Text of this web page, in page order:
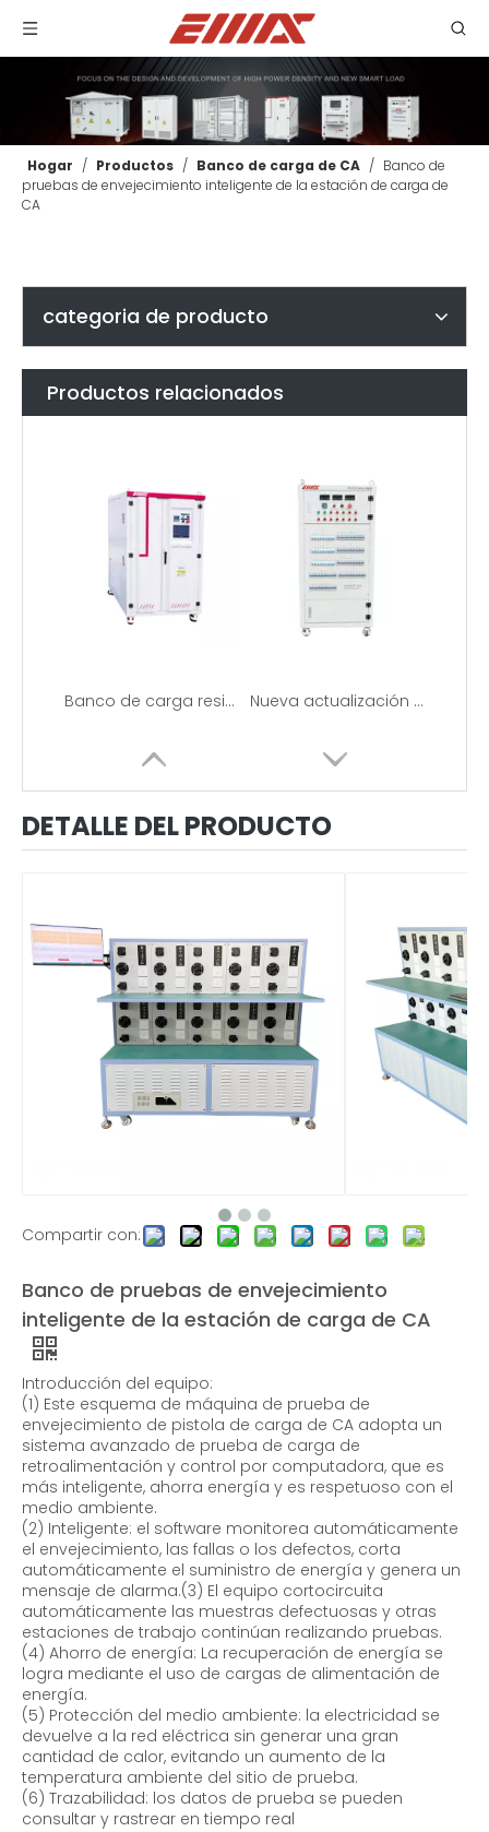
Hogar / Productos / Banco de carga de CA / Banco de
pruebas de envejecimiento inteligente de la estación de carga de
CA
categoria de producto
Productos relacionados
Banco de carga resistivo trifásico de 200KW 380V, 400V, 415V, 480V para pruebas de generadores Nueva actualización del banco de carga RCD de 30 KW, 110 V/220 V
Banco de carga de bajo voltaje de CA de 600 KW para exteriores Banco de carga de 30 KW CA/CC para UPS y prueba de estación de carga
Prueba de almacenamiento de energía del volante Banco de carga de freno de CA trifásico Bancos de carga resistivo-reactivos de CA de 200 KVA
DETALLE DEL PRODUCTO
Compartir con:
Banco de pruebas de envejecimiento
inteligente de la estación de carga de CA
Introducción del equipo:
(1) Este esquema de máquina de prueba de
envejecimiento de pistola de carga de CA adopta un
sistema avanzado de prueba de carga de
retroalimentación y control por computadora, que es
más inteligente, ahorra energía y es respetuoso con el
medio ambiente.
(2) Inteligente: el software monitorea automáticamente
el envejecimiento, las fallas o los defectos, corta
automáticamente el suministro de energía y genera un
mensaje de alarma.(3) El equipo cortocircuita
automáticamente las muestras defectuosas y otras
estaciones de trabajo continúan realizando pruebas.
(4) Ahorro de energía: La recuperación de energía se
logra mediante el uso de cargas de alimentación de
energía.
(5) Protección del medio ambiente: la electricidad se
devuelve a la red eléctrica sin generar una gran
cantidad de calor, evitando un aumento de la
temperatura ambiente del sitio de prueba.
(6) Trazabilidad: los datos de prueba se pueden
consultar y rastrear en tiempo real